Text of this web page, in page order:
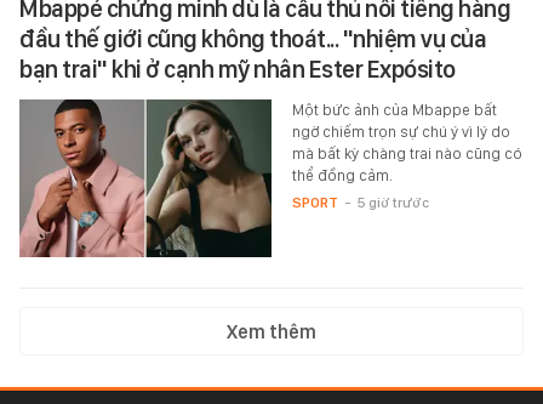
Mbappé chứng minh dù là cầu thủ nổi tiếng hàng
đầu thế giới cũng không thoát... "nhiệm vụ của
bạn trai" khi ở cạnh mỹ nhân Ester Expósito
Một bức ảnh của Mbappe bất
ngờ chiếm trọn sự chú ý vì lý do
mà bất kỳ chàng trai nào cũng có
thể đồng cảm.
SPORT - 5 giờ trước
Xem thêm